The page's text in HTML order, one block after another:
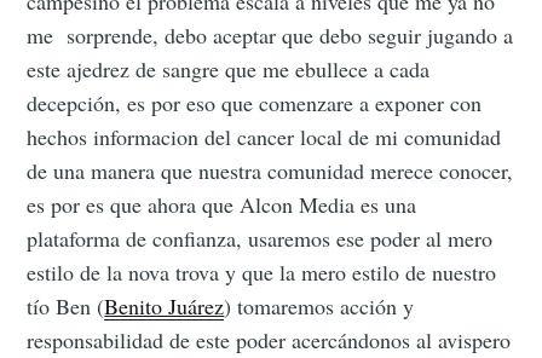
me sorprende, debo aceptar que debo seguir jugando a
este ajedrez de sangre que me ebullece a cada
decepción, es por eso que comenzare a exponer con
hechos informacion del cancer local de mi comunidad
de una manera que nuestra comunidad merece conocer,
es por es que ahora que Alcon Media es una
plataforma de confianza, usaremos ese poder al mero
estilo de la nova trova y que la mero estilo de nuestro
tío Ben (Benito Juárez) tomaremos acción y
responsabilidad de este poder acercándonos al avispero